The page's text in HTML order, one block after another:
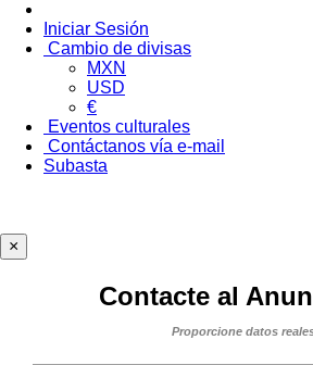
Iniciar Sesión
Cambio de divisas
MXN
USD
€
Eventos culturales
Contáctanos vía e-mail
Subasta
×
Contacte al
Proporcione datos